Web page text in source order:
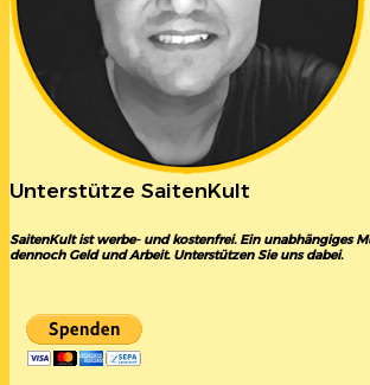
Unterstütze SaitenKult
SaitenKult ist werbe- und kostenfrei. Ein unabhängiges
dennoch Geld und Arbeit. Unterstützen Sie uns dabei.